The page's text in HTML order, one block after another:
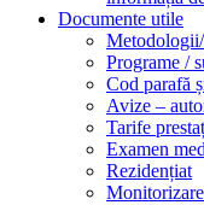
Documente utile
Programe /
Cod parafă
Avize –
Tarife
Examen
Rezidențiat